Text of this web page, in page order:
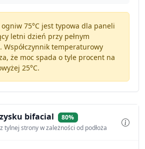
75°C jest typowa dla paneli
letni dzień przy pełnym
Współczynnik temperaturowy
że moc spada o tyle procent na
25°C.
bifacial
80%
tylnej strony w zależności od podłoża